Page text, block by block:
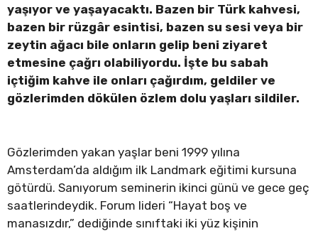
yaşıyor ve yaşayacaktı. Bazen bir Türk kahvesi,
bazen bir rüzgâr esintisi, bazen su sesi veya bir
zeytin ağacı bile onların gelip beni ziyaret
etmesine çağrı olabiliyordu. İşte bu sabah
içtiğim kahve ile onları çağırdım, geldiler ve
gözlerimden dökülen özlem dolu yaşları sildiler.
Gözlerimden yakan yaşlar beni 1999 yılına
Amsterdam’da aldığım ilk Landmark eğitimi kursuna
götürdü. Sanıyorum seminerin ikinci günü ve gece geç
saatlerindeydik. Forum lideri “Hayat boş ve
manasızdır,” dediğinde sınıftaki iki yüz kişinin